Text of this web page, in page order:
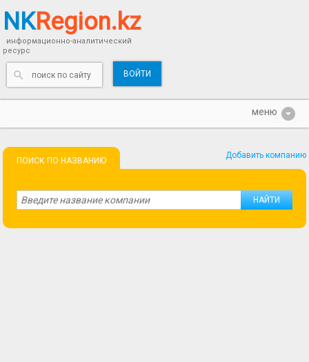
NKRegion.kz
информационно-аналитический
ресурс
ВОЙТИ
ПОИСК ПО НАЗВАНИЮ
Добавить компанию